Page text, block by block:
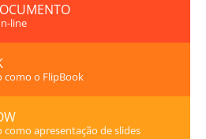
line
como o FlipBook
apresentação de slides